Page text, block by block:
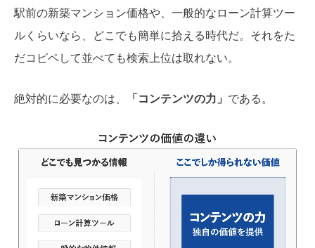
駅前の新築マンション価格や、一般的なローン計算ツー
ルくらいなら、どこでも簡単に拾える時代だ。それをた
だコピペして並べても検索上位は取れない。
絶対的に必要なのは、 「コンテンツの力」 である。